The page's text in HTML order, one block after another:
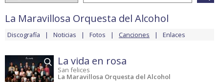
La Maravillosa Orquesta del Alcohol
Discografía Noticias Fotos Canciones Enlaces
La vida en rosa
San felices
La Maravillosa Orquesta del Alcohol